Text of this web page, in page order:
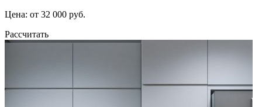
Цена: от 32 000 руб.
Рассчитать